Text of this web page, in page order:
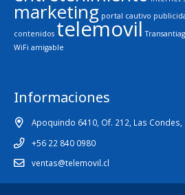
marketing portal cautivo
contenidos telemovil
WiFi amigable
Informaciones
Apoquindo 6410, Of. 212, Las Condes,
+56 22 840 0980
ventas@telemovil.cl